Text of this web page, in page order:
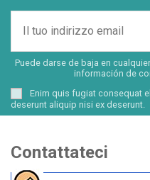
Puede darse de baja en
información de
Enim quis fugiat consequat
deserunt aliquip nisi ex deserunt.
Contattateci